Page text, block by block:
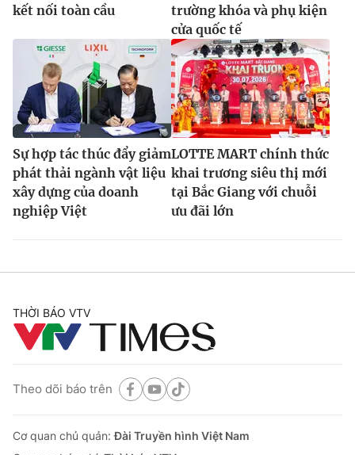
kết nối toàn cầu
trường khóa và phụ kiện
cửa quốc tế
Sự hợp tác thúc đẩy giảm
phát thải ngành vật liệu
xây dựng của doanh
nghiệp Việt
LOTTE MART chính thức
khai trương siêu thị mới
tại Bắc Giang với chuỗi
ưu đãi lớn
THỜI BÁO VTV
Theo dõi báo trên
Cơ quan chủ quản:Đài Truyền hình Việt Nam